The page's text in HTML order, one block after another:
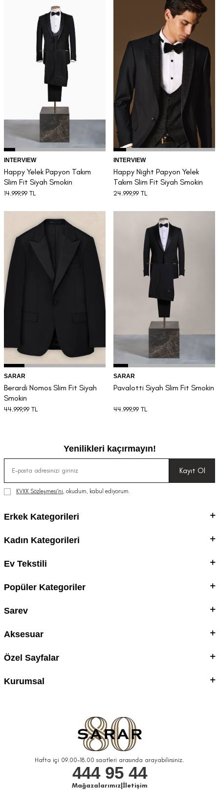
INTERVIEW
Happy Yelek Papyon Takım
Slim Fit Siyah Smokin
14.999,99 TL
INTERVIEW
Happy Night Papyon Yelek
Takım Slim Fit Siyah Smokin
24.999,99 TL
SARAR
Berardi Nomos Slim Fit Siyah
Smokin
44.999,99 TL
SARAR
Pavalotti Siyah Slim Fit Smokin
44.999,99 TL
Yenilikleri kaçırmayın!
Kayıt Ol
KVKK Sözleşmesi'ni, okudum, kabul ediyorum.
Erkek Kategorileri
Kadın Kategorileri
Ev Tekstili
Popüler Kategoriler
Sarev
Aksesuar
Özel Sayfalar
Kurumsal
Hafta içi 09.00-18.00 saatleri arasında arayabilirsiniz.
444 95 44
Mağazalarımız| İletişim